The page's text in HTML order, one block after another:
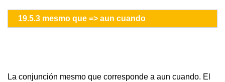
19.5.3 mesmo que => aun cuando
La conjunción mesmo que corresponde a aun cuando. El